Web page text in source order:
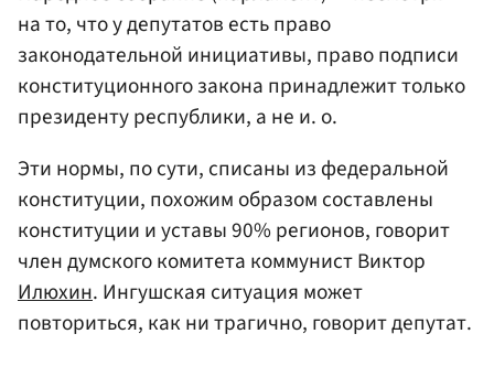
на то, что у депутатов есть право
законодательной инициативы, право подписи
конституционного закона принадлежит только
президенту республики, а не и. о.
Эти нормы, по сути, списаны из федеральной
конституции, похожим образом составлены
конституции и уставы 90% регионов, говорит
член думского комитета коммунист Виктор
Илюхин. Ингушская ситуация может
повториться, как ни трагично, говорит депутат.